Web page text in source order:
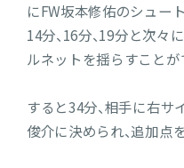
にFW坂本修佑のシュー
14分、16分、19分と次々
ルネットを揺らすことが
すると34分、相手に右
俊介に決められ、追加点